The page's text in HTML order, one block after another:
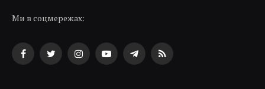
Ми в соцмережах:
FacebookTwitterInstagramYouTubeTelegramRSS